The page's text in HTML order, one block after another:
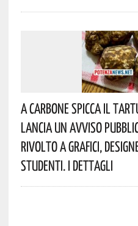
A Carbone Spicca Il
Lancia Un Avviso
Rivolto A Grafici,
Studenti. I Dettagli